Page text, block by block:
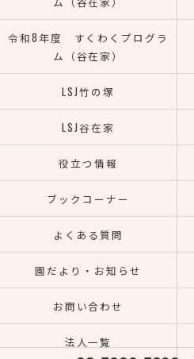
令和8年度 すくわくプログラ
ム（谷在家）
LSJ竹の塚
LSJ谷在家
役立つ情報
ブックコーナー
よくある質問
園だより・お知らせ
お問い合わせ
法人一覧